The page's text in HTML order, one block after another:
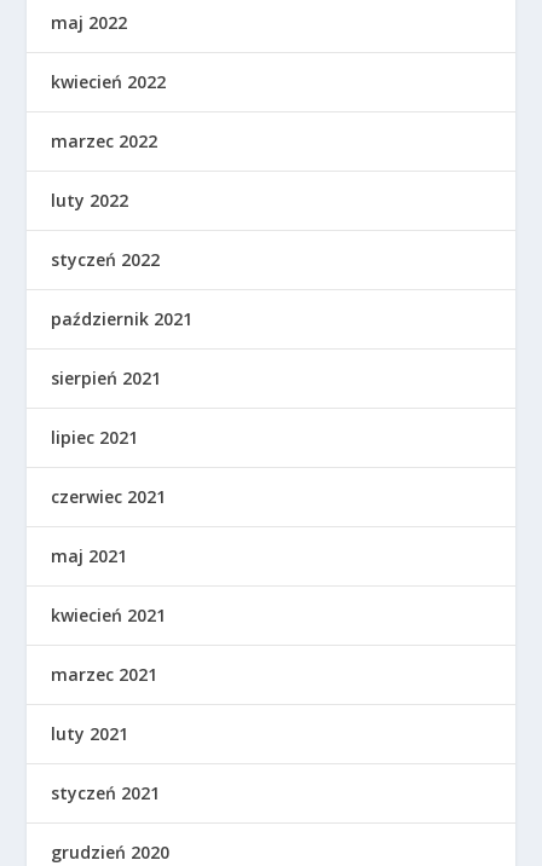
maj 2022
kwiecień 2022
marzec 2022
luty 2022
styczeń 2022
październik 2021
sierpień 2021
lipiec 2021
czerwiec 2021
maj 2021
kwiecień 2021
marzec 2021
luty 2021
styczeń 2021
grudzień 2020